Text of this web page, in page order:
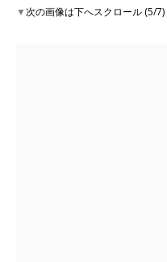
▼次の画像は下へスクロール (5/7)